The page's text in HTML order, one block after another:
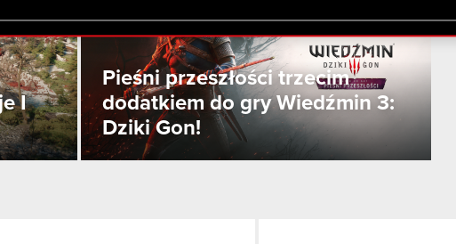
plików cookie.
I
Pieśni przeszłości trzecim
dodatkiem do gry Wiedźmin 3:
Dziki Gon!